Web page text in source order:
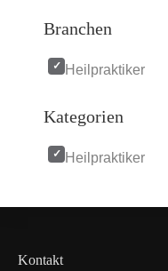
Branchen
Heilpraktiker
Kategorien
Heilpraktiker
Kontakt